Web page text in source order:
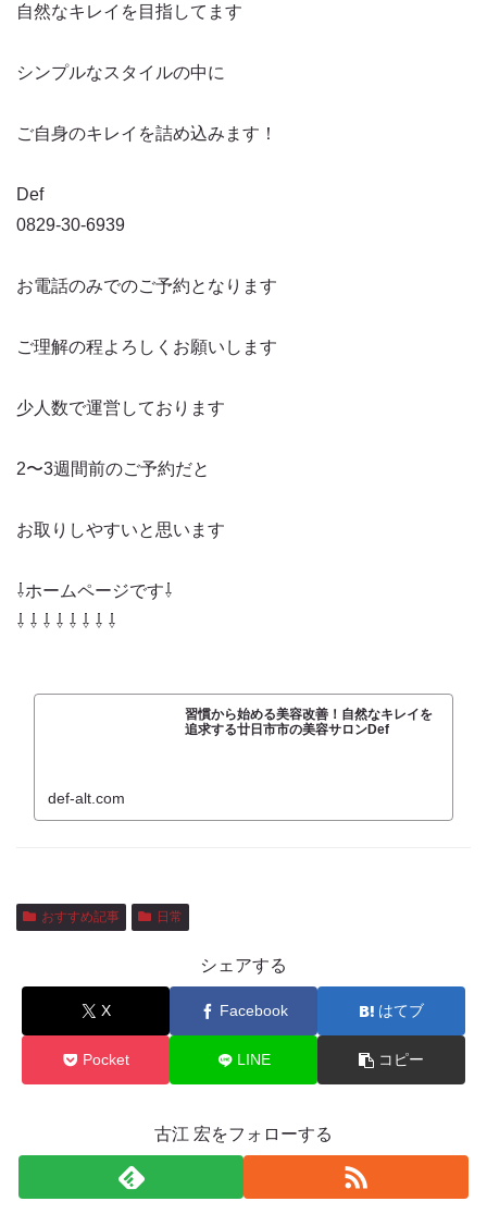
自然なキレイを目指してます
シンプルなスタイルの中に
ご自身のキレイを詰め込みます！
Def
0829-30-6939
お電話のみでのご予約となります
ご理解の程よろしくお願いします
少人数で運営しております
2〜3週間前のご予約だと
お取りしやすいと思います
⇩ホームページです⇩
⇩ ⇩ ⇩ ⇩ ⇩ ⇩ ⇩ ⇩
習慣から始める美容改善！自然なキレイを
追求する廿日市市の美容サロンDef
def-alt.com
おすすめ記事 日常
シェアする
X Facebook はてブ
Pocket LINE コピー
古江 宏をフォローする